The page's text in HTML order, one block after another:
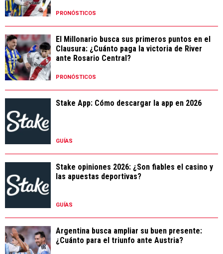
PRONÓSTICOS
El Millonario busca sus primeros puntos en el
Clausura: ¿Cuánto paga la victoria de River
ante Rosario Central?
PRONÓSTICOS
Stake App: Cómo descargar la app en 2026
GUÍAS
Stake opiniones 2026: ¿Son fiables el casino y
las apuestas deportivas?
GUÍAS
Argentina busca ampliar su buen presente:
¿Cuánto para el triunfo ante Austria?